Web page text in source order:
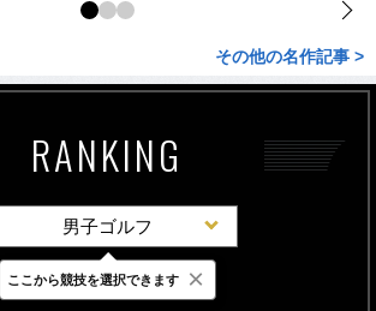
その他の名作記事 >
RANKING
男子ゴルフ
最新 24時間 週間
ここから競技を選択できます ×